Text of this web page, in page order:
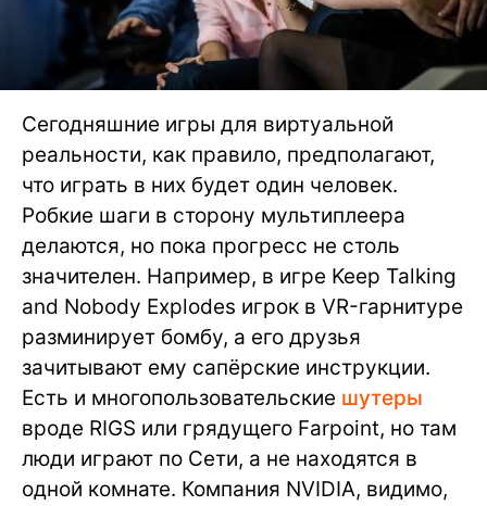
Сегодняшние игры для виртуальной
реальности, как правило, предполагают,
что играть в них будет один человек.
Робкие шаги в сторону мультиплеера
делаются, но пока прогресс не столь
значителен. Например, в игре Keep Talking
and Nobody Explodes игрок в VR-гарнитуре
разминирует бомбу, а его друзья
зачитывают ему сапёрские инструкции.
Есть и многопользовательские шутеры
вроде RIGS или грядущего Farpoint, но там
люди играют по Сети, а не находятся в
одной комнате. Компания NVIDIA, видимо,